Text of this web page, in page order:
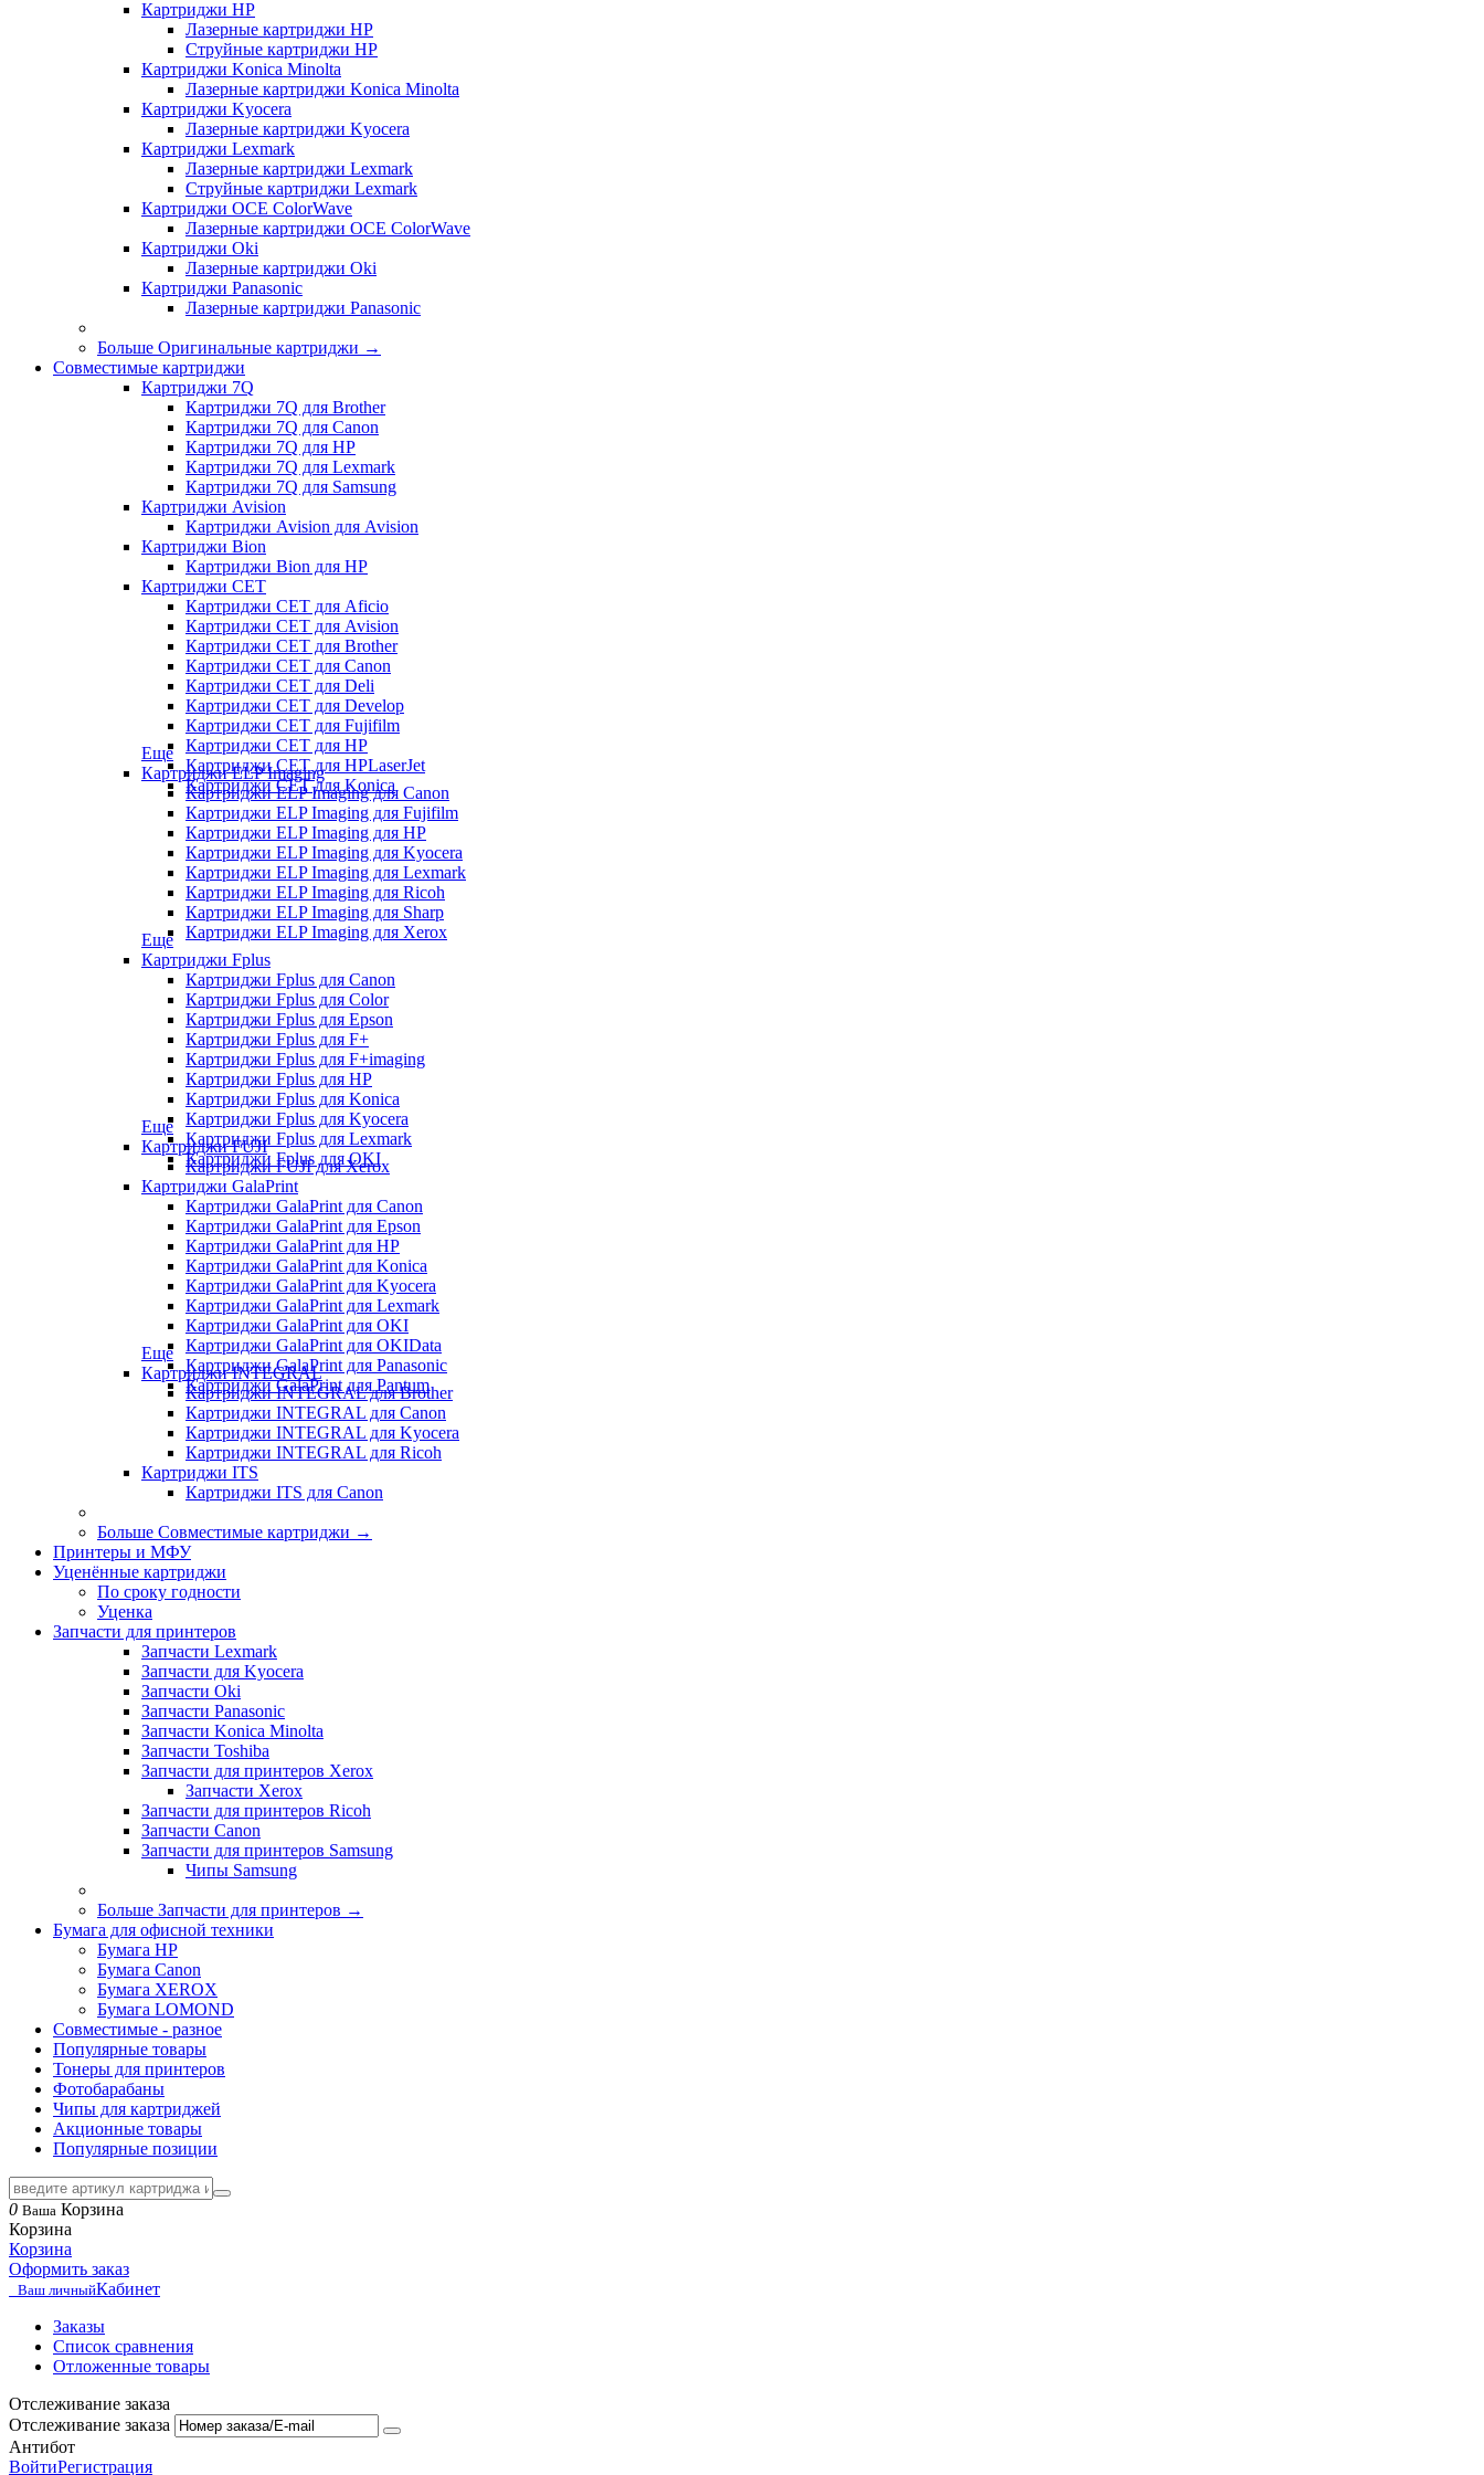
Картриджи HP
Лазерные картриджи HP
Струйные картриджи HP
Картриджи Konica Minolta
Лазерные картриджи Konica Minolta
Картриджи Kyocera
Лазерные картриджи Kyocera
Картриджи Lexmark
Лазерные картриджи Lexmark
Струйные картриджи Lexmark
Картриджи OCE ColorWave
Лазерные картриджи OCE ColorWave
Картриджи Oki
Лазерные картриджи Oki
Картриджи Panasonic
Лазерные картриджи Panasonic
Больше Оригинальные картриджи →
Совместимые картриджи
Картриджи 7Q
Картриджи 7Q для Brother
Картриджи 7Q для Canon
Картриджи 7Q для HP
Картриджи 7Q для Lexmark
Картриджи 7Q для Samsung
Картриджи Avision
Картриджи Avision для Avision
Картриджи Bion
Картриджи Bion для HP
Картриджи CET
Картриджи CET для Aficio
Картриджи CET для Avision
Картриджи CET для Brother
Картриджи CET для Canon
Картриджи CET для Deli
Картриджи CET для Develop
Картриджи CET для Fujifilm
Картриджи CET для HP
Картриджи CET для HPLaserJet
Картриджи CET для Konica
Еще
Картриджи ELP Imaging
Картриджи ELP Imaging для Canon
Картриджи ELP Imaging для Fujifilm
Картриджи ELP Imaging для HP
Картриджи ELP Imaging для Kyocera
Картриджи ELP Imaging для Lexmark
Картриджи ELP Imaging для Ricoh
Картриджи ELP Imaging для Sharp
Картриджи ELP Imaging для Xerox
Еще
Картриджи Fplus
Картриджи Fplus для Canon
Картриджи Fplus для Color
Картриджи Fplus для Epson
Картриджи Fplus для F+
Картриджи Fplus для F+imaging
Картриджи Fplus для HP
Картриджи Fplus для Konica
Картриджи Fplus для Kyocera
Картриджи Fplus для Lexmark
Картриджи Fplus для OKI
Еще
Картриджи FUJI
Картриджи FUJI для Xerox
Картриджи GalaPrint
Картриджи GalaPrint для Canon
Картриджи GalaPrint для Epson
Картриджи GalaPrint для HP
Картриджи GalaPrint для Konica
Картриджи GalaPrint для Kyocera
Картриджи GalaPrint для Lexmark
Картриджи GalaPrint для OKI
Картриджи GalaPrint для OKIData
Картриджи GalaPrint для Panasonic
Картриджи GalaPrint для Pantum
Еще
Картриджи INTEGRAL
Картриджи INTEGRAL для Brother
Картриджи INTEGRAL для Canon
Картриджи INTEGRAL для Kyocera
Картриджи INTEGRAL для Ricoh
Картриджи ITS
Картриджи ITS для Canon
Больше Совместимые картриджи →
Принтеры и МФУ
Уценённые картриджи
По сроку годности
Уценка
Запчасти для принтеров
Запчасти Lexmark
Запчасти для Kyocera
Запчасти Oki
Запчасти Panasonic
Запчасти Koniсa Minolta
Запчасти Toshiba
Запчасти для принтеров Xerox
Запчасти Xerox
Запчасти для принтеров Ricoh
Запчасти Canon
Запчасти для принтеров Samsung
Чипы Samsung
Больше Запчасти для принтеров →
Бумага для офисной техники
Бумага HP
Бумага Canon
Бумага XEROX
Бумага LOMOND
Совместимые - разное
Популярные товары
Тонеры для принтеров
Фотобарабаны
Чипы для картриджей
Акционные товары
Популярные позиции
0 Ваша Корзина
Корзина
Корзина
Оформить заказ
Ваш личныйКабинет
Заказы
Список сравнения
Отложенные товары
Отслеживание заказа
Отслеживание заказа
Антибот
ВойтиРегистрация